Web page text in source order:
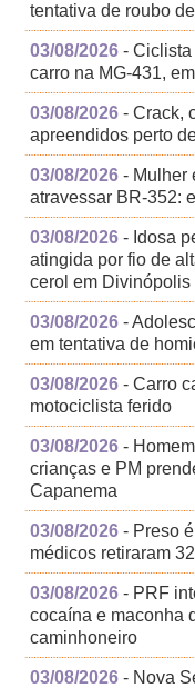
tentativa de roubo
03/08/2026 -
carro na MG-431,
03/08/2026 - Crack,
apreendidos perto
03/08/2026 - Mulher
atravessar BR-352:
03/08/2026 - Idosa
atingida por fio de
cerol em Divinópolis
03/08/2026 -
em tentativa de
03/08/2026 - Carro
motociclista ferido
03/08/2026 -
crianças e PM
Capanema
03/08/2026 - Preso
médicos retiraram
03/08/2026 - PRF
cocaína e maconha
caminhoneiro
03/08/2026 - Nova